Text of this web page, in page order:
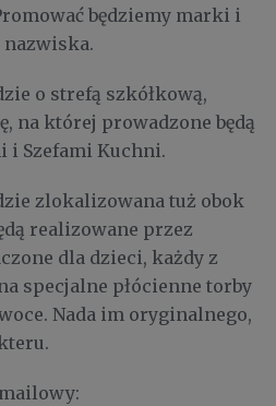
będziemy marki i
o strefą szkółkową,
na której prowadzone będą
i Szefami Kuchni.
zlokalizowana tuż obok
realizowane przez
dla dzieci, każdy z
specjalne płócienne torby
Nada im oryginalnego,